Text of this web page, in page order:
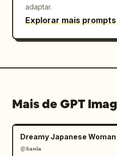
adaptar.
Explorar mais
Mais de GPT
Dreamy Japanese
@𝗦𝗮𝗻𝗶𝗮